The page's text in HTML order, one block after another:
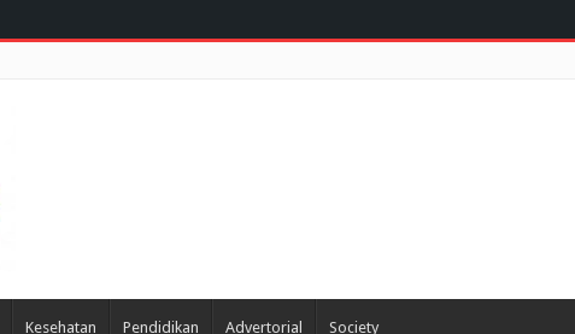
Kesehatan Pendidikan Advertorial Society